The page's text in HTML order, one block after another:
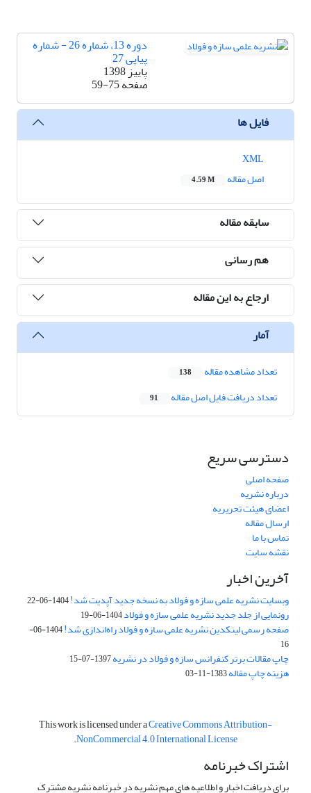
دوره 13، شماره 26 - شماره
پیاپی 27
پاییز 1398
صفحه59-75
فایل ها
اصل مقاله
4.59 M
سابقه مقاله
هم رسانی
ارجاع به این مقاله
آمار
تعداد مشاهده مقاله 138
تعداد دریافت فایل اصل مقاله 91
دسترسی سریع
صفحه اصلی
درباره نشریه
اعضای هیئت تحریریه
ارسال مقاله
تماس با ما
نقشه سایت
آخرین اخبار
وبسایت نشریه علمی سازه و فولاد به نسخه جدید آپدیت شد!1404-06-22
رونمایی از جلد جدید نشریه علمی سازه و فولاد1404-06-19
صفحه رسمی لینکدین نشریه علمی سازه و فولاد راه‌اندازی شد!
1404-06-
16
چاپ مقالات برتر کنفرانس سازه و فولاد در نشریه1397-07-15
هزینه چاپ مقاله1383-11-03
This work is licensed under aCreative Commons Attribution-
NonCommercial 4.0 International License
.
اشتراک خبرنامه
برای دریافت اخبار و اطلاعیه های مهم نشریه در خبرنامه نشریه مشترک